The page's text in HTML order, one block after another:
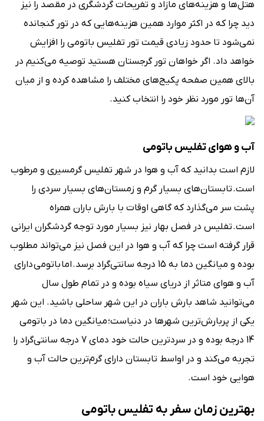
هتل‌ها و هزینه‌های مازاد و تفریحات گردشگری در مقصد را نیز
دید چرا که در اکثر موارد همین هزینه‌هایی که در تور گنجانده
نمی‌شود تا حدود زیادی قیمت تور تفلیس باتومی را افزایش
خواهد داد. اگر خواهان تور گرجستان هستید توصیه می‌کنیم در
بالای همین صفحه پکیج‌های مختلف را مشاهده کرده و از میان
آن‌ها تور مورد نظر خود را انتخاب کنید.
آب و هوای تفلیس باتومی
لازم است بدانید که آب و هوا در شهر تفلیس گرمسیری و مرطوب
است. تابستان‌‌های بسیار گرم و زمستان‌های بسیار سردی را
پشت سر می‌گذارد که گاهی اوقات با بارش باران همراه
است. تفلیس در فصل بهار نیز بسیار مورد توجه گردشگران ایرانی
قرار گرفته است چرا که آب و هوا در این فصل نیز می‌‌تواند مطلوب
بوده و میانگین دما به 15 درجه سانتی‌گراد برسد. اما باتومی دارای
آب و هوای متاثر از دریای سیاه بوده و در تمام طول سال
می‌توانید شاهد بارش باران در این شهر ساحلی باشید. این شهر
یکی از پربارش‌ترین شهرها در دنیاست؛ میانگین دما در باتومی
14 درجه بوده و در سردترین حالت خود دمای 7 درجه سانتی‌گراد را
تجربه می‌کند و در اواسط تابستان دارای گرم‌‌ترین حالت آب و
هوایی خود است.
بهترین زمان سفر به تفلیس باتومی